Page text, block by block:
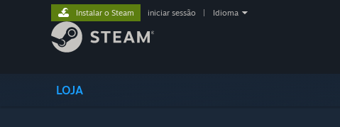
LOJA
Instalar o Steam iniciar sessão Idioma